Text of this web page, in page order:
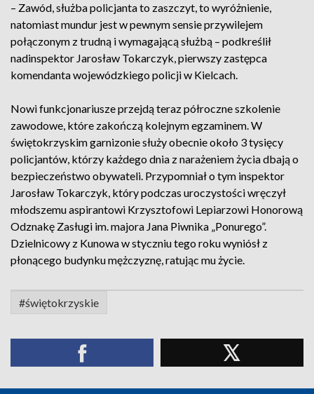
– Zawód, służba policjanta to zaszczyt, to wyróżnienie,
natomiast mundur jest w pewnym sensie przywilejem
połączonym z trudną i wymagającą służbą – podkreślił
nadinspektor Jarosław Tokarczyk, pierwszy zastępca
komendanta wojewódzkiego policji w Kielcach.
Nowi funkcjonariusze przejdą teraz półroczne szkolenie
zawodowe, które zakończą kolejnym egzaminem. W
świętokrzyskim garnizonie służy obecnie około 3 tysięcy
policjantów, którzy każdego dnia z narażeniem życia dbają o
bezpieczeństwo obywateli. Przypomniał o tym inspektor
Jarosław Tokarczyk, który podczas uroczystości wręczył
młodszemu aspirantowi Krzysztofowi Lepiarzowi Honorową
Odznakę Zasługi im. majora Jana Piwnika „Ponurego”.
Dzielnicowy z Kunowa w styczniu tego roku wyniósł z
płonącego budynku mężczyznę, ratując mu życie.
#świętokrzyskie